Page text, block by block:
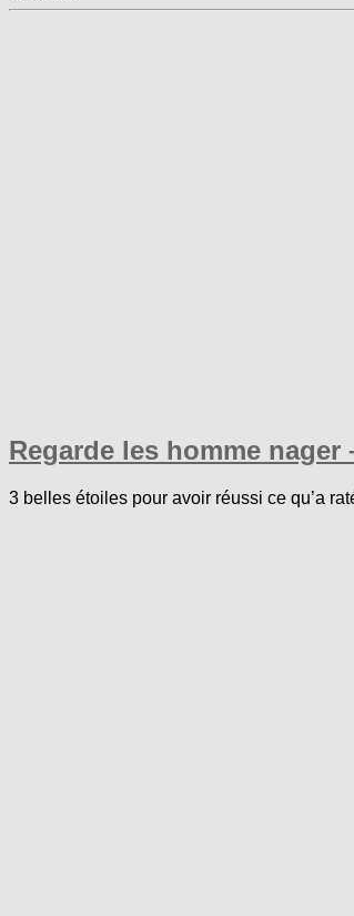
Regarde les homme
3 belles étoiles pour avoir réussi ce qu’a